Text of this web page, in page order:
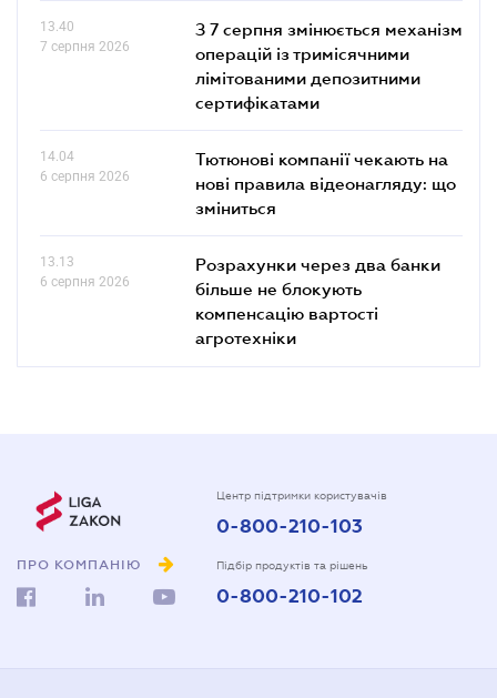
13.40
7 серпня 2026
З 7 серпня змінюється механізм
операцій із тримісячними
лімітованими депозитними
сертифікатами
14.04
6 серпня 2026
Тютюнові компанії чекають на
нові правила відеонагляду: що
зміниться
13.13
6 серпня 2026
Розрахунки через два банки
більше не блокують
компенсацію вартості
агротехніки
ПРО КОМПАНІЮ
Центр підтримки користувачів
0-800-210-103
Підбір продуктів та рішень
0-800-210-102